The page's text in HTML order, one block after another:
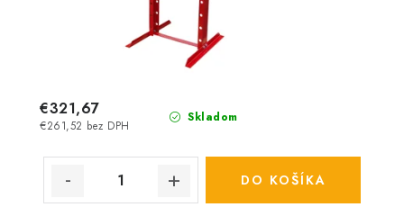
Skladom
€261,52 bez DPH
€321,67
DO KOŠÍKA